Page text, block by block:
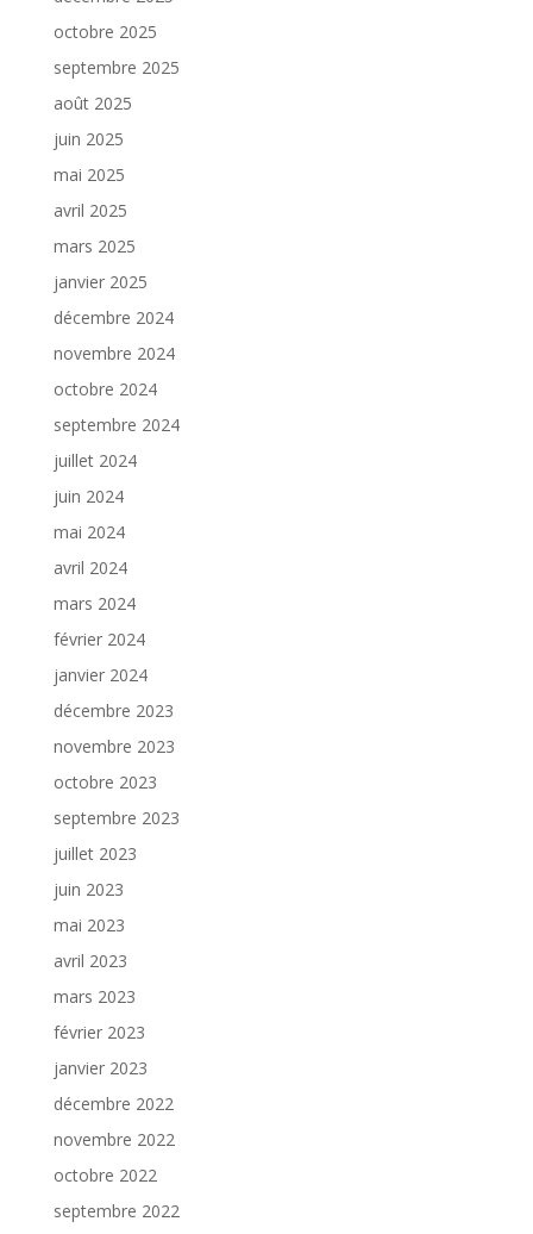
octobre 2025
septembre 2025
août 2025
juin 2025
mai 2025
avril 2025
mars 2025
janvier 2025
décembre 2024
novembre 2024
octobre 2024
septembre 2024
juillet 2024
juin 2024
mai 2024
avril 2024
mars 2024
février 2024
janvier 2024
décembre 2023
novembre 2023
octobre 2023
septembre 2023
juillet 2023
juin 2023
mai 2023
avril 2023
mars 2023
février 2023
janvier 2023
décembre 2022
novembre 2022
octobre 2022
septembre 2022